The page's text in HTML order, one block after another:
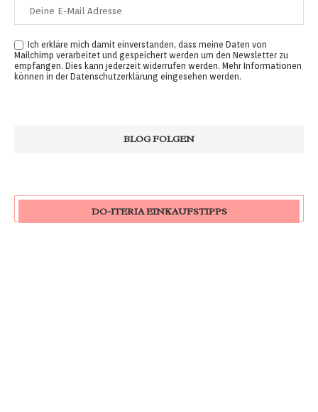
Ich erkläre mich damit einverstanden, dass meine Daten von
Mailchimp verarbeitet und gespeichert werden um den Newsletter zu
empfangen. Dies kann jederzeit widerrufen werden. Mehr Informationen
können in der Datenschutzerklärung eingesehen werden.
DO-ITERIA EINKAUFSTIPPS